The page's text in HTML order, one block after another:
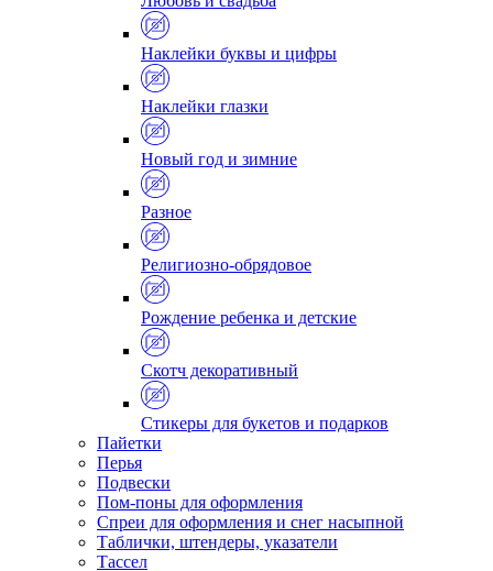
Наклейки буквы и цифры
Наклейки глазки
Новый год и зимние
Разное
Религиозно-обрядовое
Рождение ребенка и детские
Скотч декоративный
Стикеры для букетов и подарков
Пайетки
Перья
Подвески
Пом-поны для оформления
Спреи для оформления и снег насыпной
Таблички, штендеры, указатели
Тассел